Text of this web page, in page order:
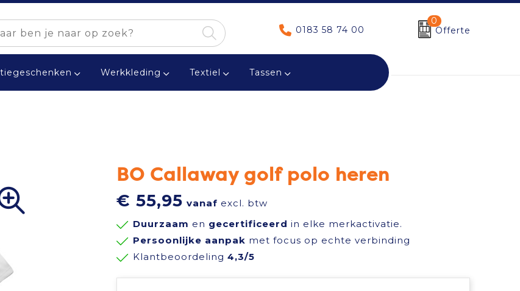
0183 58 74 00
0
Offerte
Werkkleding Textiel Tassen
BO Callaway golf polo heren
€ 55,95 vanaf excl. btw
Duurzaam en gecertificeerd in elke merkactivatie.
Persoonlijke aanpak met focus op echte verbinding
Klantbeoordeling 4,3/5